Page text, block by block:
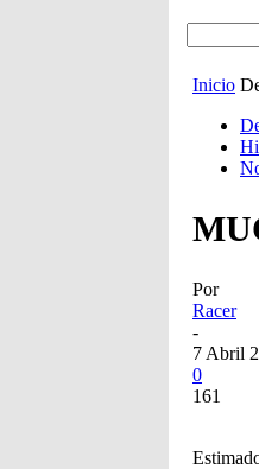
Inicio
Por
Racer
-
7 Abril
0
161